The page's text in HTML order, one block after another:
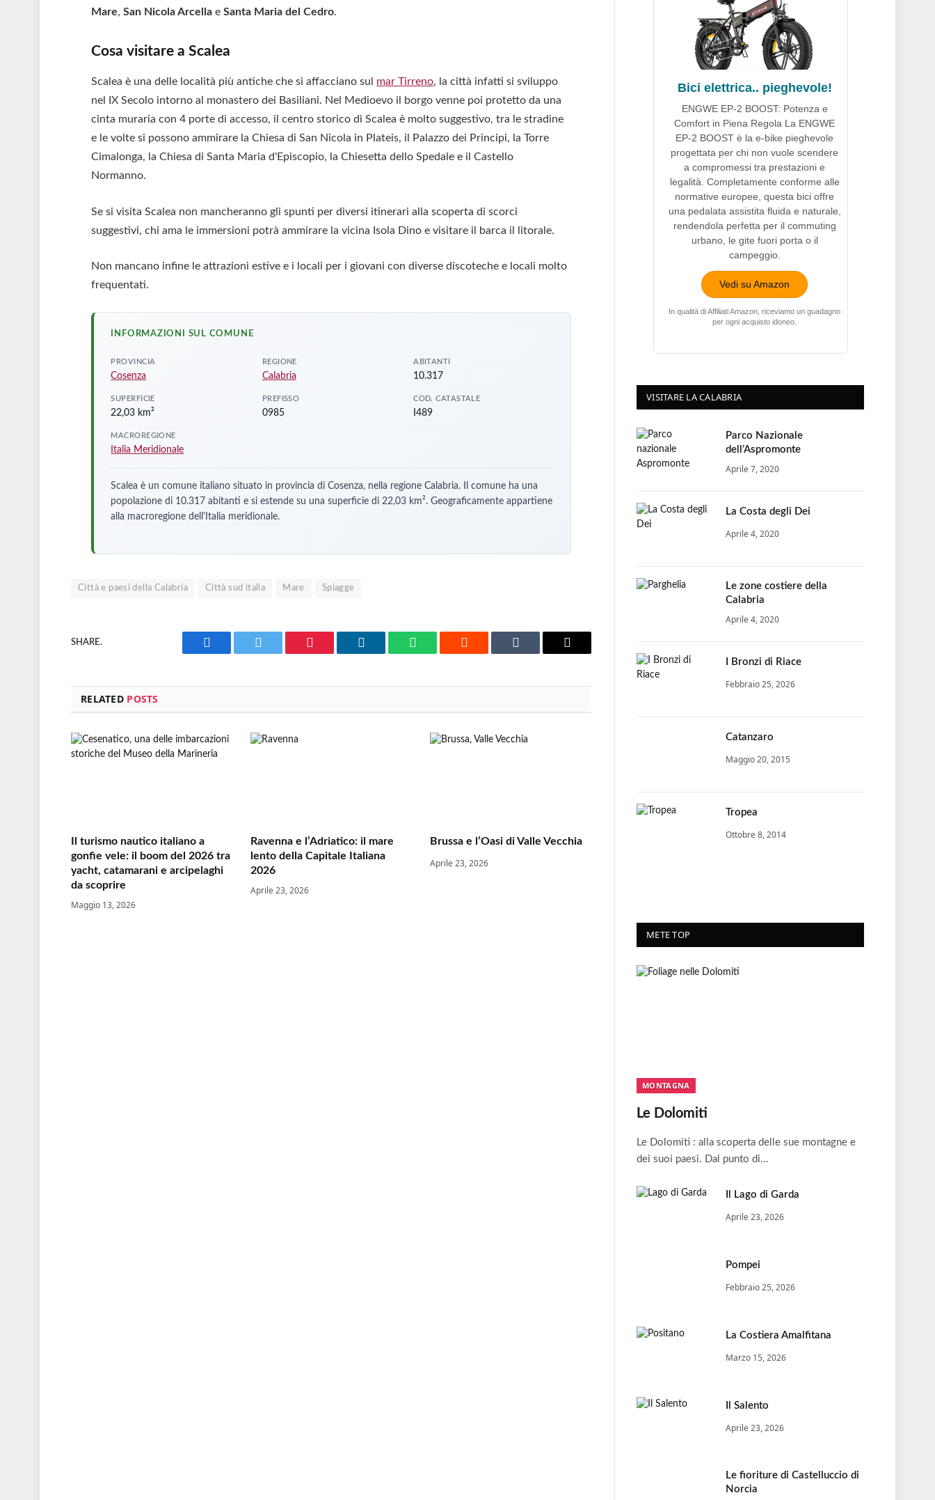
Mare,San Nicola Arcella eSanta Maria del Cedro.
Cosa visitare a Scalea
Scalea è una delle località più antiche che si affacciano sul mar Tirreno, la città infatti si sviluppo
nel IX Secolo intorno al monastero dei Basiliani. Nel Medioevo il borgo venne poi protetto da una
cinta muraria con 4 porte di accesso, il centro storico di Scalea è molto suggestivo, tra le stradine
e le volte si possono ammirare la Chiesa di San Nicola in Plateis, il Palazzo dei Principi, la Torre
Cimalonga, la Chiesa di Santa Maria d'Episcopio, la Chiesetta dello Spedale e il Castello
Normanno.
Se si visita Scalea non mancheranno gli spunti per diversi itinerari alla scoperta di scorci
suggestivi, chi ama le immersioni potrà ammirare la vicina Isola Dino e visitare il barca il litorale.
Non mancano infine le attrazioni estive e i locali per i giovani con diverse discoteche e locali molto
frequentati.
INFORMAZIONI SUL COMUNE
PROVINCIA
Cosenza
REGIONE
Calabria
ABITANTI
10.317
SUPERFICIE
22,03 km²
PREFISSO
0985
COD. CATASTALE
I489
MACROREGIONE
Italia Meridionale
Scalea è un comune italiano situato in provincia di Cosenza, nella regione Calabria. Il comune ha una
popolazione di 10.317 abitanti e si estende su una superficie di 22,03 km². Geograficamente appartiene
alla macroregione dell'Italia meridionale.
Città e paesi della Calabria Città sud italia Mare Spiagge
SHARE.
Facebook Twitter Pinterest LinkedIn WhatsAppReddit Tumblr Email
RELATED POSTS
Il turismo nautico italiano a
gonfie vele: il boom del 2026 tra
yacht, catamarani e arcipelaghi
da scoprire
Maggio 13, 2026
Ravenna e l’Adriatico: il mare
lento della Capitale Italiana
2026
Aprile 23, 2026
Brussa e l’Oasi di Valle Vecchia
Aprile 23, 2026
Bici elettrica.. pieghevole!
ENGWE EP-2 BOOST: Potenza e
Comfort in Piena Regola La ENGWE
EP-2 BOOST è la e-bike pieghevole
progettata per chi non vuole scendere
a compromessi tra prestazioni e
legalità. Completamente conforme alle
normative europee, questa bici offre
una pedalata assistita fluida e naturale,
rendendola perfetta per il commuting
urbano, le gite fuori porta o il
campeggio.
Vedi su Amazon
In qualità di Affiliati Amazon, riceviamo un guadagno
per ogni acquisto idoneo.
VISITARE LA CALABRIA
Parco Nazionale
dell’Aspromonte
Aprile 7, 2020
La Costa degli Dei
Aprile 4, 2020
Le zone costiere della
Calabria
Aprile 4, 2020
I Bronzi di Riace
Febbraio 25, 2026
Catanzaro
Maggio 20, 2015
Tropea
Ottobre 8, 2014
METE TOP
MONTAGNA
Le Dolomiti
Le Dolomiti : alla scoperta delle sue montagne e
dei suoi paesi. Dal punto di…
Il Lago di Garda
Aprile 23, 2026
Pompei
Febbraio 25, 2026
La Costiera Amalfitana
Marzo 15, 2026
Il Salento
Aprile 23, 2026
Le fioriture di Castelluccio di
Norcia